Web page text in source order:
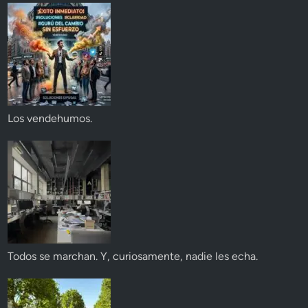
Los vendehumos.
Todos se marchan. Y, curiosamente, nadie les echa.